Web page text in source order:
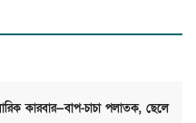
কারবার—বাপ-চাচা পলাতক, ছেলে